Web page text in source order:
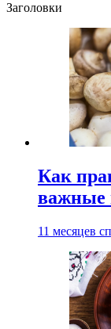
Заголовки
Как
важные
11 месяцев